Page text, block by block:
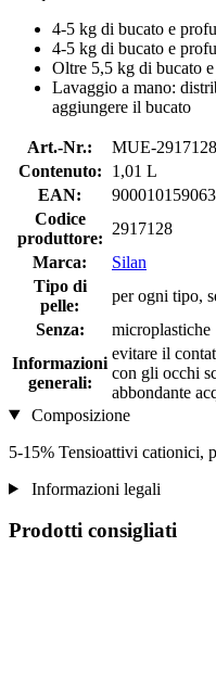
4-5 kg di bucato e
4-5 kg di bucato e
Oltre 5,5 kg di bucato
Lavaggio a mano:
aggiungere il bucato
Art.-Nr.:
MUE-2917128
Contenuto:
1,01 L
EAN:
Codice
produttore:
2917128
Marca:
Silan
Tipo di
pelle:
per ogni tipo,
Senza:
microplastiche
Informazioni
generali:
evitare il
con gli occhi
abbondante
Composizione
5-15% Tensioattivi cationici,
Informazioni legali
Prodotti consigliati